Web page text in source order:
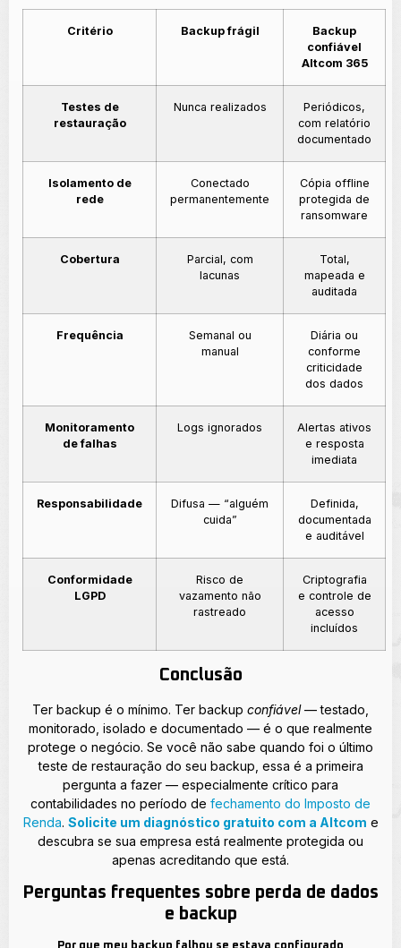
Critério Backup frágil
Backup
confiável
Altcom 365
Testes de
restauração
Nunca realizados
Periódicos,
com relatório
documentado
Isolamento de
rede
Conectado
permanentemente
Cópia offline
protegida de
ransomware
Cobertura
Parcial, com
lacunas
Total,
mapeada e
auditada
Frequência
Semanal ou
manual
Diária ou
conforme
criticidade
dos dados
Monitoramento
de falhas
Logs ignorados
Alertas ativos
e resposta
imediata
Responsabilidade
Difusa — “alguém
cuida”
Definida,
documentada
e auditável
Conformidade
LGPD
Risco de
vazamento não
rastreado
Criptografia
e controle de
acesso
incluídos
Conclusão
Ter backup é o mínimo. Ter backup confiável— testado,
monitorado, isolado e documentado — é o que realmente
protege o negócio. Se você não sabe quando foi o último
teste de restauração do seu backup, essa é a primeira
pergunta a fazer — especialmente crítico para
contabilidades no período de fechamento do Imposto de
Renda. Solicite um diagnóstico gratuito com a Altcom e
descubra se sua empresa está realmente protegida ou
apenas acreditando que está.
Perguntas frequentes sobre perda de dados
e backup